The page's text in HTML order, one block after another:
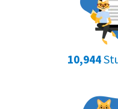
10,944